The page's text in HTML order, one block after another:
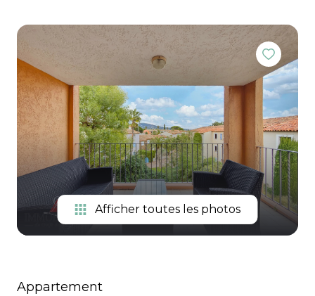
immo pro
Gestion
Locations
de
vacances
Notre
équipe
Contactez-
nous
Afficher toutes les photos
Appartement